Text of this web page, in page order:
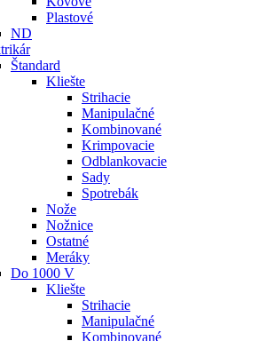
Plastové
ND
Štandard
Kliešte
Strihacie
Manipulačné
Kombinované
Krimpovacie
Odblankovacie
Sady
Spotrebák
Nože
Nožnice
Ostatné
Meráky
Do 1000 V
Kliešte
Strihacie
Manipulačné
Kombinované